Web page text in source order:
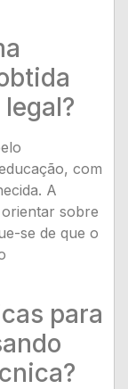
com
A
sobre
se de que o
para